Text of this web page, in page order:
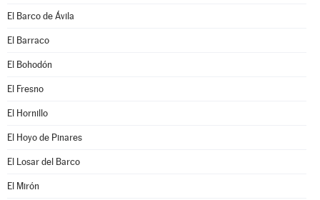
El Barco de Ávila
El Barraco
El Bohodón
El Fresno
El Hornillo
El Hoyo de Pinares
El Losar del Barco
El Mirón